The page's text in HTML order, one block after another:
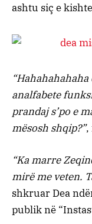
ashtu siç e
analfabete
prandaj s’po e
mësosh shqip?”,
“Ka marre
mirë me veten.
shkruar Dea
publik në